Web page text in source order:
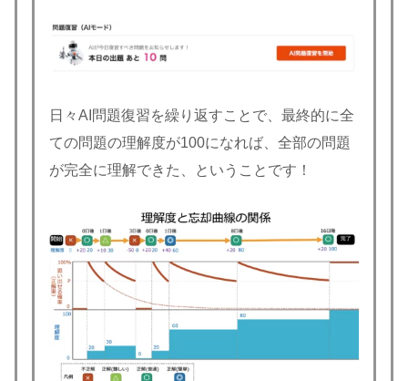
日々AI問題復習を繰り返すことで、最終的に全
ての問題の理解度が100になれば、全部の問題
が完全に理解できた、ということです！